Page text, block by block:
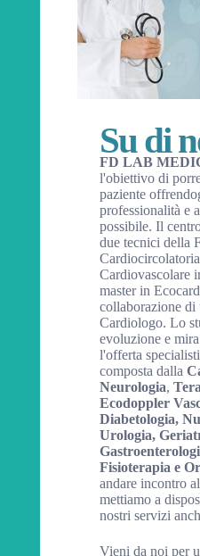
Su di
FD LAB
l'obiettivo di
paziente
professionalità e
possibile. Il
due tecnici della
Cardiovascolare
master in
collaborazione di
Cardiologo. Lo
evoluzione e
l'offerta
composta dalla
Neurologia,
Ecodoppler
Diabetologia,
Urologia,
Fisioterapia e
andare incontro
mettiamo a
nostri servizi
Vieni da noi per